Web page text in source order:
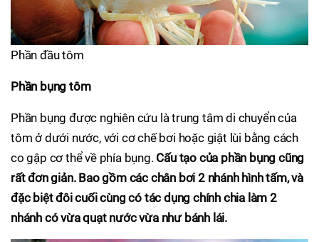
Phần đầu tôm
Phần bụng tôm
Phần bụng được nghiên cứu là trung tâm di chuyển của
tôm ở dưới nước, với cơ chế bơi hoặc giật lùi bằng cách
co gập cơ thể về phía bụng. Cấu tạo của phần bụng cũng
rất đơn giản. Bao gồm các chân bơi 2 nhánh hình tấm, và
đặc biệt đôi cuối cùng có tác dụng chính chia làm 2
nhánh có vừa quạt nước vừa như bánh lái.